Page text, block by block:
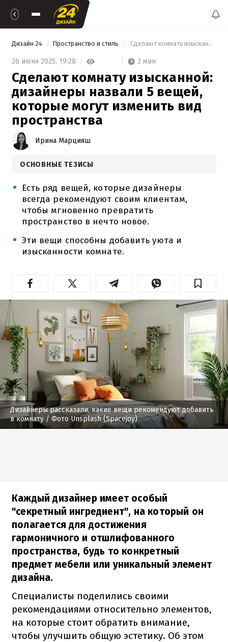
Дизайн 24 Пространство и стиль Сделают комнату изысканной: дизайнеры назвали 5 вещей, которые могут изменить вид пространства
26 июня 2025, 19:28 2 мин
Сделают комнату изысканной:
дизайнеры назвали 5 вещей,
которые могут изменить вид
пространства
Ирина Марцияш
ОСНОВНЫЕ ТЕЗИСЫ
Есть ряд вещей, которые дизайнеры
всегда рекомендуют своим клиентам,
чтобы мгновенно превратить
пространство в нечто новое.
Эти вещи способны добавить уюта и
изысканности комнате.
Дизайнеры рассказали, какие вещи рекомендуют добавить
в комнату / Фото Unsplash (Spacejoy)
Каждый дизайнер имеет особый
"секретный ингредиент", на который он
полагается для достижения
гармоничного и отшлифованного
пространства, будь то конкретный
предмет мебели или уникальный элемент
дизайна.
Специалисты поделились своими
рекомендациями относительно элементов,
на которые стоит обратить внимание,
чтобы улучшить общую эстетику. Об этом